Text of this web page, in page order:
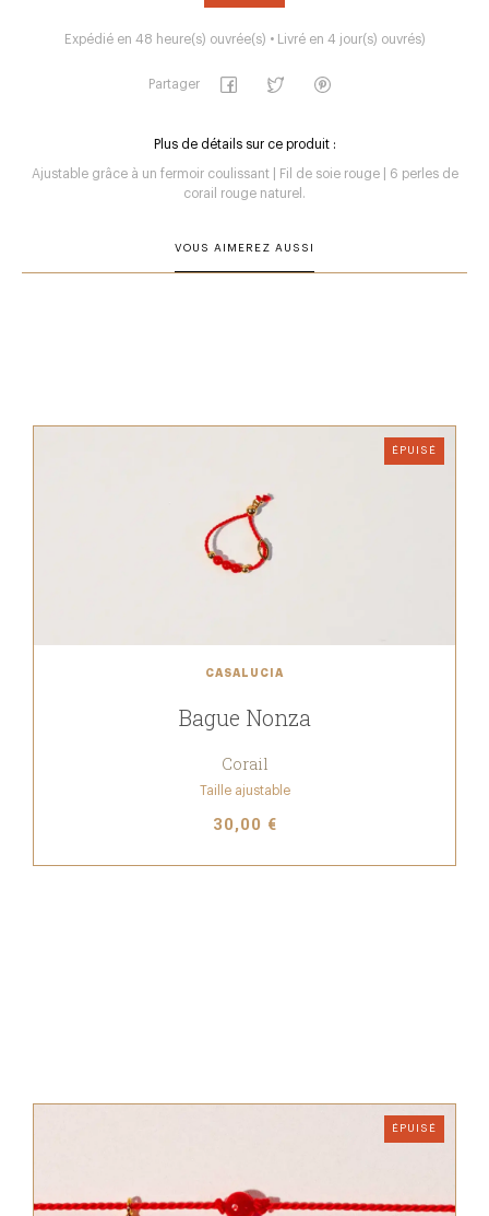
Expédié en 48 heure(s) ouvrée(s) • Livré en 4 jour(s) ouvrés)
Partager
Plus de détails sur ce produit :
Ajustable grâce à un fermoir coulissant | Fil de soie rouge | 6 perles de
corail rouge naturel.
VOUS AIMEREZ AUSSI
ÉPUISÉ
CASALUCIA
Bague Nonza
Corail
Taille ajustable
30,00 €
ÉPUISÉ